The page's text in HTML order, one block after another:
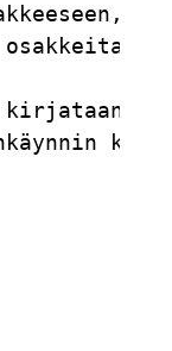
kirjataan